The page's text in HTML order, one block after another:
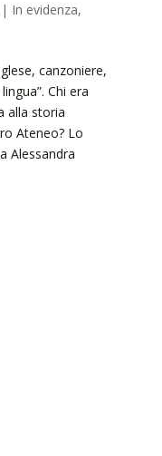
| In evidenza,
canzoniere,
Chi era
alla storia
Ateneo? Lo
Alessandra